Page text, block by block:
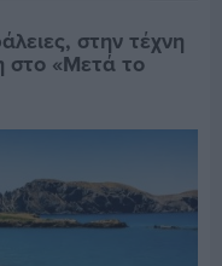
στην τέχνη
στο «Μετά το